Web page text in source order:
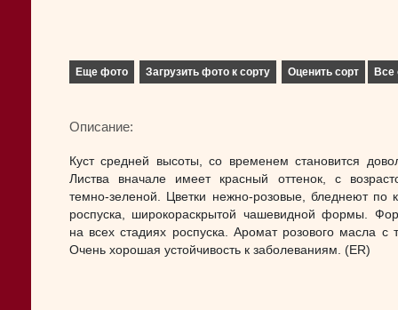
Еще фото Загрузить фото к сорту Оценить сорт Все
Описание:
Куст средней высоты, со временем становится
Листва вначале имеет красный оттенок, с
темно-зеленой. Цветки нежно-розовые, бледнеют по
роспуска, широкораскрытой чашевидной формы.
на всех стадиях роспуска. Аромат розового масла
Очень хорошая устойчивость к заболеваниям. (ER)